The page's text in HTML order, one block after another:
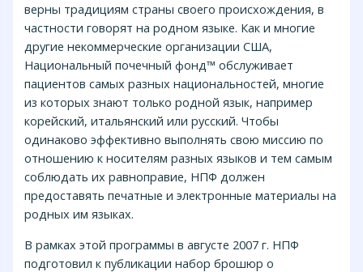
верны традициям страны своего происхождения, в
частности говорят на родном языке. Как и многие
другие некоммерческие организации США,
Национальный почечный фонд™ обслуживает
пациентов самых разных национальностей, многие
из которых знают только родной язык, например
корейский, итальянский или русский. Чтобы
одинаково эффективно выполнять свою миссию по
отношению к носителям разных языков и тем самым
соблюдать их равноправие, НПФ должен
предоставять печатные и электронные материалы на
родных им языках.
В рамках этой программы в августе 2007 г. НПФ
подготовил к публикации набор брошюр о